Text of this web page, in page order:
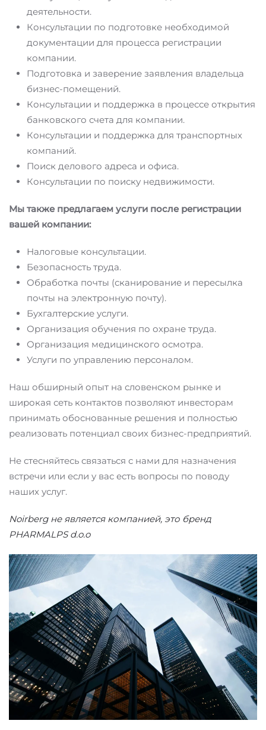
деятельности.
Консультации по подготовке необходимой
документации для процесса регистрации
компании.
Подготовка и заверение заявления владельца
бизнес-помещений.
Консультации и поддержка в процессе открытия
банковского счета для компании.
Консультации и поддержка для транспортных
компаний.
Поиск делового адреса и офиса.
Консультации по поиску недвижимости.
Мы также предлагаем услуги после регистрации
вашей компании:
Налоговые консультации.
Безопасность труда.
Обработка почты (сканирование и пересылка
почты на электронную почту).
Бухгалтерские услуги.
Организация обучения по охране труда.
Организация медицинского осмотра.
Услуги по управлению персоналом.
Наш обширный опыт на словенском рынке и
широкая сеть контактов позволяют инвесторам
принимать обоснованные решения и полностью
реализовать потенциал своих бизнес-предприятий.
Не стесняйтесь связаться с нами для назначения
встречи или если у вас есть вопросы по поводу
наших услуг.
Noirberg не является компанией, это бренд
PHARMALPS d.o.o